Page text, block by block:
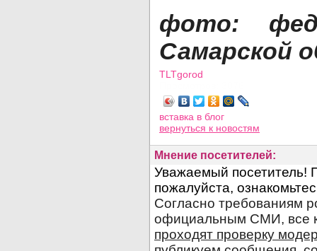
фото:
Самарской
TLTgorod
вставка в блог
вернуться к новостям
Мнение посетителей: